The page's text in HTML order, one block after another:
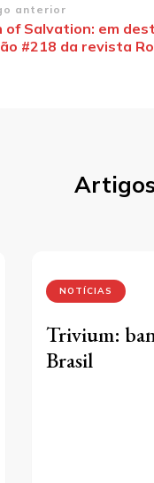
anterior
of Salvation: em
#218 da revista
NOTÍCIAS
Trivium:
Brasil